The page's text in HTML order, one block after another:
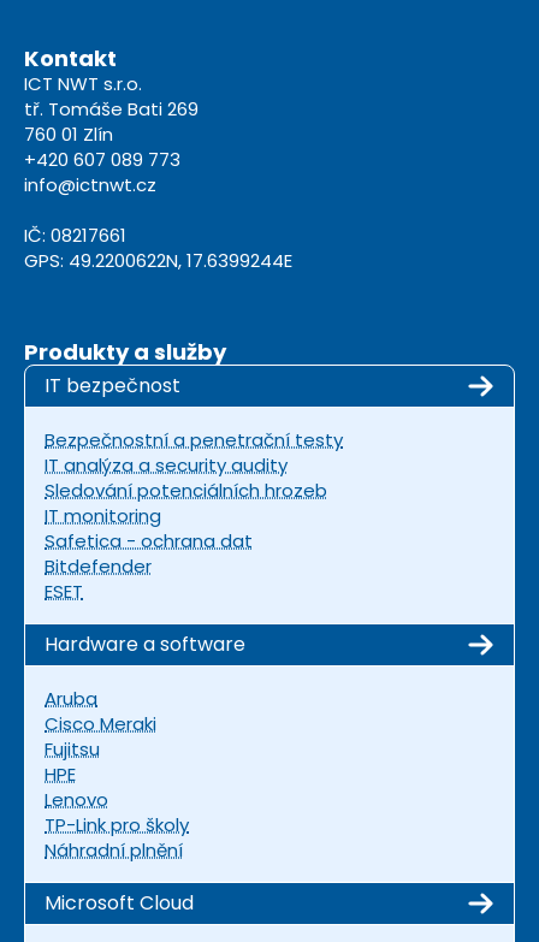
Kontakt
ICT NWT s.r.o.
tř. Tomáše Bati 269
760 01 Zlín
+420 607 089 773
info@ictnwt.cz
IČ: 08217661
GPS: 49.2200622N, 17.6399244E
Produkty a služby
IT bezpečnost
Bezpečnostní a penetrační testy
IT analýza a security audity
Sledování potenciálních hrozeb
IT monitoring
Safetica - ochrana dat
Bitdefender
ESET
Hardware a software
Aruba
Cisco Meraki
Fujitsu
HPE
Lenovo
TP-Link pro školy
Náhradní plnění
Microsoft Cloud